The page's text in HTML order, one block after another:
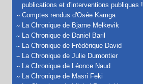
publications et d'interventions publiques !
Comptes rendus d'Osée Kamga
La Chronique de Bjarne Melkevik
La Chronique de Daniel Baril
La Chronique de Frédérique David
La Chronique de Julie Dumontier
La Chronique de Léonce Naud
La Chronique de Masri Feki